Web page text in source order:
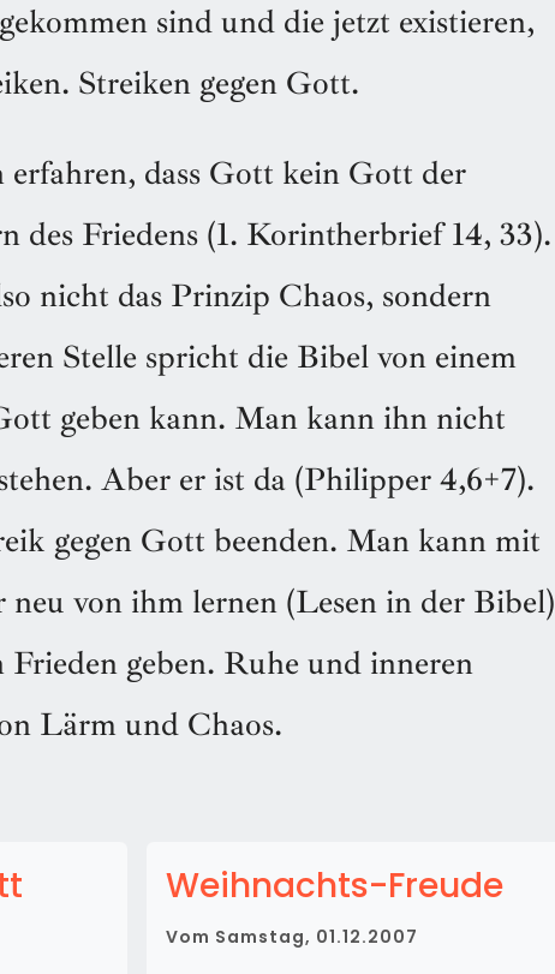
sind und die jetzt existieren,
Streiken gegen Gott.
dass Gott kein Gott der
des Friedens (1. Korintherbrief 14, 33).
nicht das Prinzip Chaos, sondern
Stelle spricht die Bibel von einem
geben kann. Man kann ihn nicht
Aber er ist da (Philipper 4,6+7).
gegen Gott beenden. Man kann mit
neu von ihm lernen (Lesen in der Bibel)
geben. Ruhe und inneren
Lärm und Chaos.
Weihnachts-Freude
Vom Samstag, 01.12.2007